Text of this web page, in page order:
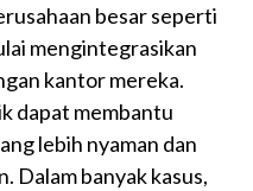
besar seperti
mengintegrasikan
kantor mereka.
dapat membantu
lebih nyaman dan
Dalam banyak kasus,